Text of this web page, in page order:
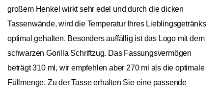
großem Henkel wirkt sehr edel und durch die dicken
Tassenwände, wird die Temperatur Ihres Lieblingsgetränks
optimal gehalten. Besonders auffällig ist das Logo mit dem
schwarzen Gorilla Schriftzug. Das Fassungsvermögen
beträgt 310 ml, wir empfehlen aber 270 ml als die optimale
Füllmenge. Zu der Tasse erhalten Sie eine passende